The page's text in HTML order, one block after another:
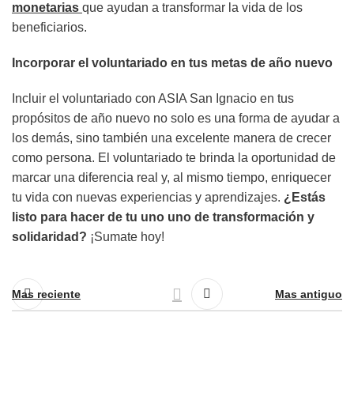
monetarias que ayudan a transformar la vida de los
beneficiarios.
Incorporar el voluntariado en tus metas de año nuevo
Incluir el voluntariado con ASIA San Ignacio en tus
propósitos de año nuevo no solo es una forma de ayudar a
los demás, sino también una excelente manera de crecer
como persona. El voluntariado te brinda la oportunidad de
marcar una diferencia real y, al mismo tiempo, enriquecer
tu vida con nuevas experiencias y aprendizajes. ¿Estás
listo para hacer de tu uno uno de transformación y
solidaridad? ¡Sumate hoy!
Mas reciente Mas antiguo